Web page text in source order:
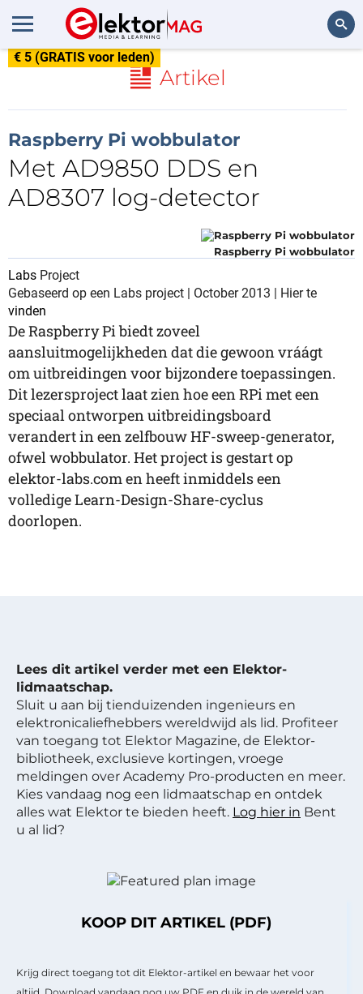
€ 5 (GRATIS voor leden)
Artikel
Raspberry Pi wobbulator
Met AD9850 DDS en
AD8307 log-detector
Raspberry Pi wobbulator
Labs Project
Gebaseerd op een Labs project | October 2013 | Hier te
vinden
De Raspberry Pi biedt zoveel
aansluitmogelijkheden dat die gewoon vráágt
om uitbreidingen voor bijzondere toepassingen.
Dit lezersproject laat zien hoe een RPi met een
speciaal ontworpen uitbreidingsboard
verandert in een zelfbouw HF-sweep-generator,
ofwel wobbulator. Het project is gestart op
elektor-labs.com en heeft inmiddels een
volledige Learn-Design-Share-cyclus
doorlopen.
Lees dit artikel verder met een Elektor-
lidmaatschap.
Sluit u aan bij tienduizenden ingenieurs en
elektronicaliefhebbers wereldwijd als lid. Profiteer
van toegang tot Elektor Magazine, de Elektor-
bibliotheek, exclusieve kortingen, vroege
meldingen over Academy Pro-producten en meer.
Kies vandaag nog een lidmaatschap en ontdek
alles wat Elektor te bieden heeft. Log hier in Bent
u al lid?
KOOP DIT ARTIKEL (PDF)
Krijg direct toegang tot dit Elektor-artikel en bewaar het voor